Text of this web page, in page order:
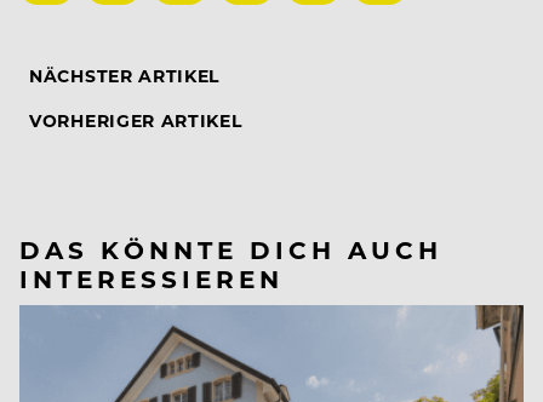
NÄCHSTER ARTIKEL
VORHERIGER ARTIKEL
DAS KÖNNTE DICH AUCH
INTERESSIEREN